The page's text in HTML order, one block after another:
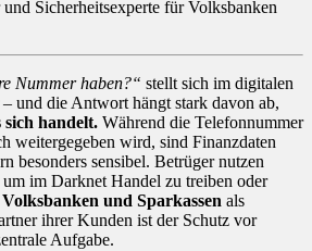
Sicherheitsexperte für Volksbanken
Nummer haben?“ stellt sich im digitalen
und die Antwort hängt stark davon ab,
sich handelt. Während die Telefonnummer
weitergegeben wird, sind Finanzdaten
besonders sensibel. Betrüger nutzen
um im Darknet Handel zu treiben oder
Volksbanken und Sparkassen als
ihrer Kunden ist der Schutz vor
Aufgabe.